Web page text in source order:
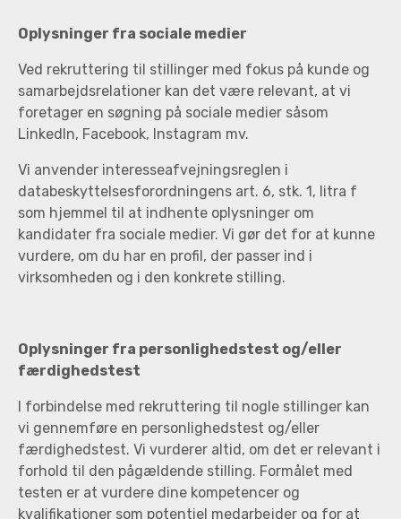
Oplysninger fra sociale medier
Ved rekruttering til stillinger med fokus på kunde og
samarbejdsrelationer kan det være relevant, at vi
foretager en søgning på sociale medier såsom
LinkedIn, Facebook, Instagram mv.
Vi anvender interesseafvejningsreglen i
databeskyttelsesforordningens art. 6, stk. 1, litra f
som hjemmel til at indhente oplysninger om
kandidater fra sociale medier. Vi gør det for at kunne
vurdere, om du har en profil, der passer ind i
virksomheden og i den konkrete stilling.
Oplysninger fra personlighedstest og/eller
færdighedstest
I forbindelse med rekruttering til nogle stillinger kan
vi gennemføre en personlighedstest og/eller
færdighedstest. Vi vurderer altid, om det er relevant i
forhold til den pågældende stilling. Formålet med
testen er at vurdere dine kompetencer og
kvalifikationer som potentiel medarbejder og for at